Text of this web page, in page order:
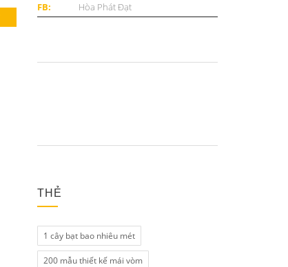
FB:
Hòa Phát Đạt
THẺ
1 cây bạt bao nhiêu mét
200 mẫu thiết kế mái vòm